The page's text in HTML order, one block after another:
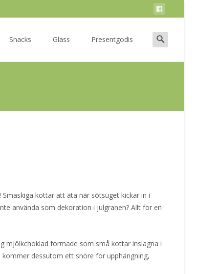
Snacks Glass Presentgodis
Search
for:
Smaskiga kottar att äta när sötsuget kickar in i
använda som dekoration i julgranen? Allt för en
mjölkchoklad formade som små kottar inslagna i
dessutom ett snöre för upphängning,